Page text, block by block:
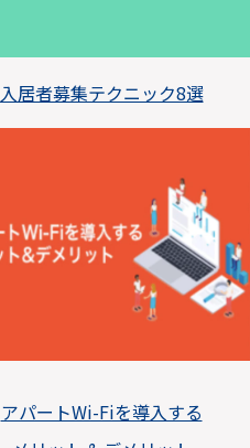
入居者募集テクニック8選
アパートWi-Fiを導入する